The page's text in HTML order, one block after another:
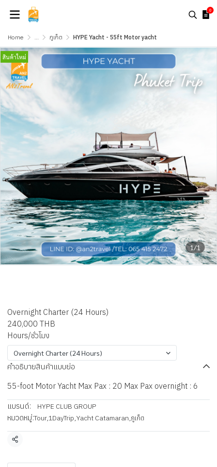
0
Home ... ภูเก็ต HYPE Yacht - 55ft Motor yacht
1/1
สินค้าใหม่
Overnight Charter (24 Hours)
240,000 THB
Hours/ชั่วโมง
Overnight Charter (24 Hours)
คำอธิบายสินค้าแบบย่อ
55-foot Motor Yacht Max Pax : 20 Max Pax overnight : 6
แบรนด์: HYPE CLUB GROUP
หมวดหมู่:Tour,1DayTrip,Yacht Catamaran,ภูเก็ต
แชร์